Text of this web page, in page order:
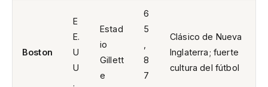
Boston
E
E.
U
U
.
Estad
io
Gillett
e
6
5
8
7
Clásico de Nueva
Inglaterra; fuerte
cultura del fútbol